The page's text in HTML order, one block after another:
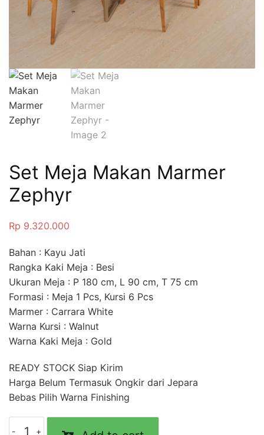
Set Meja Makan Marmer
Zephyr
Rp 9.320.000
Bahan : Kayu Jati
Rangka Kaki Meja : Besi
Ukuran Meja : P 180 cm, L 90 cm, T 75 cm
Formasi : Meja 1 Pcs, Kursi 6 Pcs
Marmer : Carrara White
Warna Kursi : Walnut
Warna Kaki Meja : Gold
READY STOCK Siap Kirim
Harga Belum Termasuk Ongkir dari Jepara
Bebas Pilih Warna Finishing